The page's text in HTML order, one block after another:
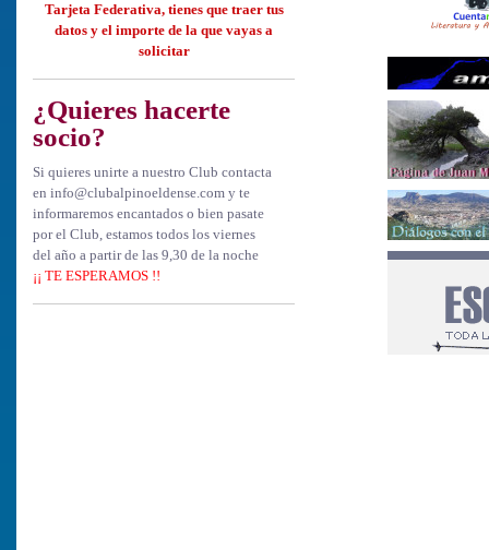
Tarjeta Federativa, tienes que traer tus
datos y el importe de la que vayas a
solicitar
¿Quieres hacerte
socio?
Si quieres unirte a nuestro Club contacta
en info@clubalpinoeldense.com y te
informaremos encantados o bien pasate
por el Club, estamos todos los viernes
del año a partir de las 9,30 de la noche
¡¡ TE ESPERAMOS !!